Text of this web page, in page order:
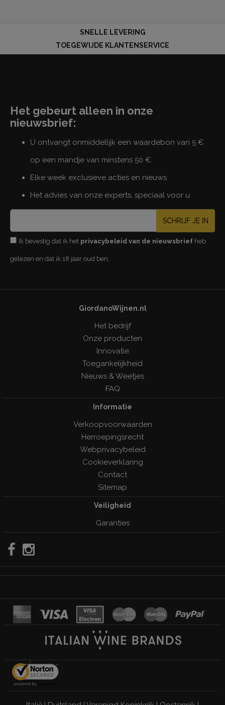
SNELLE LEVERING
TOEGEWIJDE KLANTENSERVICE
Het gebeurt alleen in onze
nieuwsbrief:
U ontvangt onmiddellijk een waardebon van 5 €
op een mandje van minstens 50 €.
Elke week exclusieve acties en nieuws
Het advies van onze experts, speciaal voor u
SCHRIJF JE IN
Ik bevestig dat ik het privacybeleid van de nieuwsbrief heb
gelezen en dat ik 18 jaar oud ben.
GiordanoWijnen.nl
Het bedrijf
Onze producten
Innovatie
Toegankelijkheid
Nieuws & Weetjes
FAQ
Informatie
Verkoopvoorwaarden
Herroepingsrecht
Webprivacybeleid
Cookieverklaring
Contact
Sitemap
Veiligheid
Garanties